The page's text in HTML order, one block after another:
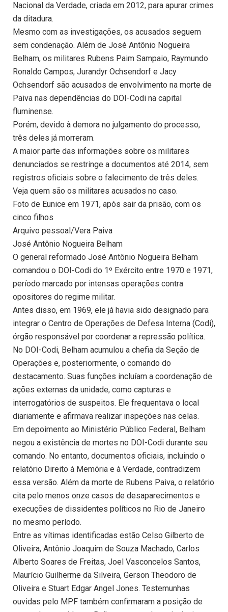
Nacional da Verdade, criada em 2012, para apurar crimes
da ditadura.
Mesmo com as investigações, os acusados seguem
sem condenação. Além de José Antônio Nogueira
Belham, os militares Rubens Paim Sampaio, Raymundo
Ronaldo Campos, Jurandyr Ochsendorf e Jacy
Ochsendorf são acusados de envolvimento na morte de
Paiva nas dependências do DOI-Codi na capital
fluminense.
Porém, devido à demora no julgamento do processo,
três deles já morreram.
A maior parte das informações sobre os militares
denunciados se restringe a documentos até 2014, sem
registros oficiais sobre o falecimento de três deles.
Veja quem são os militares acusados no caso.
Foto de Eunice em 1971, após sair da prisão, com os
cinco filhos
Arquivo pessoal/Vera Paiva
José Antônio Nogueira Belham
O general reformado José Antônio Nogueira Belham
comandou o DOI-Codi do 1º Exército entre 1970 e 1971,
período marcado por intensas operações contra
opositores do regime militar.
Antes disso, em 1969, ele já havia sido designado para
integrar o Centro de Operações de Defesa Interna (Codi),
órgão responsável por coordenar a repressão política.
No DOI-Codi, Belham acumulou a chefia da Seção de
Operações e, posteriormente, o comando do
destacamento. Suas funções incluíam a coordenação de
ações externas da unidade, como capturas e
interrogatórios de suspeitos. Ele frequentava o local
diariamente e afirmava realizar inspeções nas celas.
Em depoimento ao Ministério Público Federal, Belham
negou a existência de mortes no DOI-Codi durante seu
comando. No entanto, documentos oficiais, incluindo o
relatório Direito à Memória e à Verdade, contradizem
essa versão. Além da morte de Rubens Paiva, o relatório
cita pelo menos onze casos de desaparecimentos e
execuções de dissidentes políticos no Rio de Janeiro
no mesmo período.
Entre as vítimas identificadas estão Celso Gilberto de
Oliveira, Antônio Joaquim de Souza Machado, Carlos
Alberto Soares de Freitas, Joel Vasconcelos Santos,
Maurício Guilherme da Silveira, Gerson Theodoro de
Oliveira e Stuart Edgar Angel Jones. Testemunhas
ouvidas pelo MPF também confirmaram a posição de